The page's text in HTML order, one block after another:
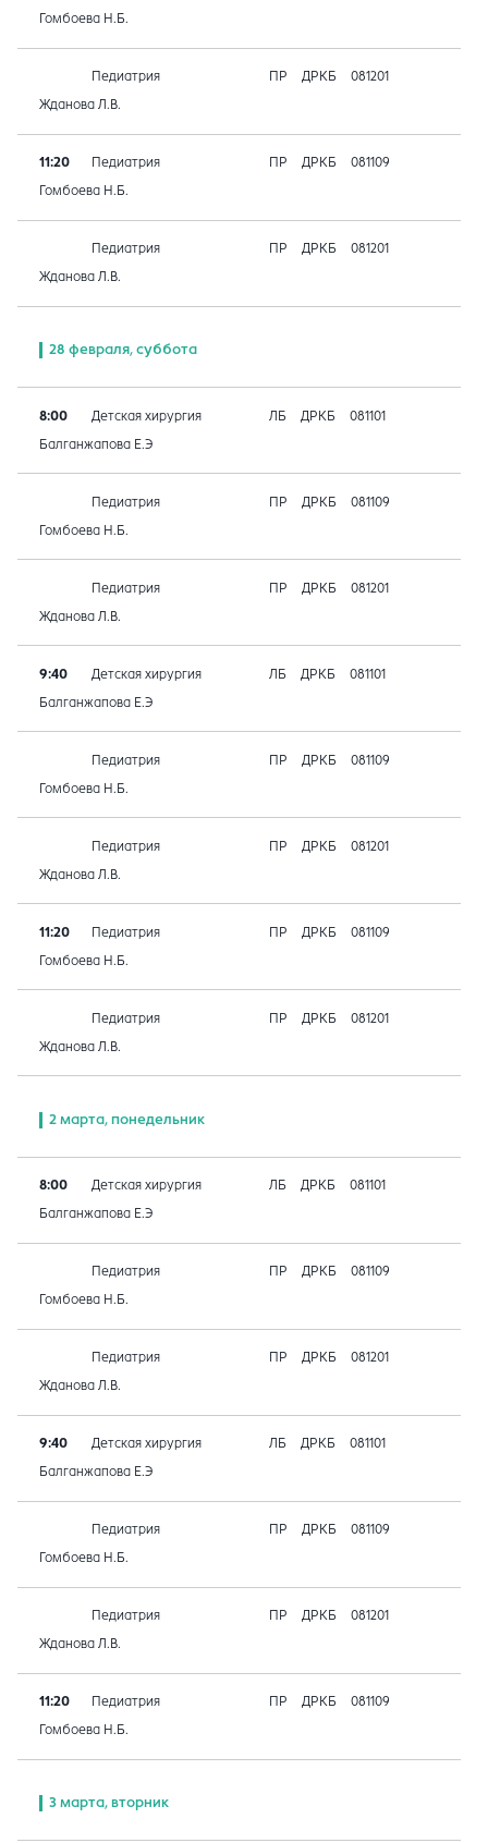
Гомбоева Н.Б.
Педиатрия ПР ДРКБ 081201
Жданова Л.В.
11:20 Педиатрия ПР ДРКБ 081109
Гомбоева Н.Б.
Педиатрия ПР ДРКБ 081201
Жданова Л.В.
28 февраля, суббота
8:00 Детская хирургия ЛБ ДРКБ 081101
Балганжапова Е.Э
Педиатрия ПР ДРКБ 081109
Гомбоева Н.Б.
Педиатрия ПР ДРКБ 081201
Жданова Л.В.
9:40 Детская хирургия ЛБ ДРКБ 081101
Балганжапова Е.Э
Педиатрия ПР ДРКБ 081109
Гомбоева Н.Б.
Педиатрия ПР ДРКБ 081201
Жданова Л.В.
11:20 Педиатрия ПР ДРКБ 081109
Гомбоева Н.Б.
Педиатрия ПР ДРКБ 081201
Жданова Л.В.
2 марта, понедельник
8:00 Детская хирургия ЛБ ДРКБ 081101
Балганжапова Е.Э
Педиатрия ПР ДРКБ 081109
Гомбоева Н.Б.
Педиатрия ПР ДРКБ 081201
Жданова Л.В.
9:40 Детская хирургия ЛБ ДРКБ 081101
Балганжапова Е.Э
Педиатрия ПР ДРКБ 081109
Гомбоева Н.Б.
Педиатрия ПР ДРКБ 081201
Жданова Л.В.
11:20 Педиатрия ПР ДРКБ 081109
Гомбоева Н.Б.
3 марта, вторник